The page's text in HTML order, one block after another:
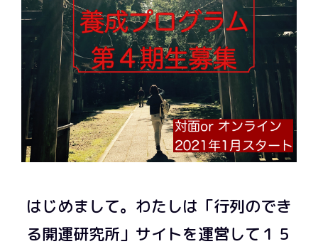
はじめまして。わたしは「行列のでき
る開運研究所」サイトを運営して１５